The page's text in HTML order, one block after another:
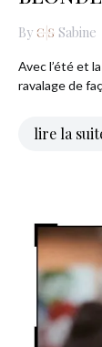
By Sabine
Avec l’été et
ravalage de
lire la